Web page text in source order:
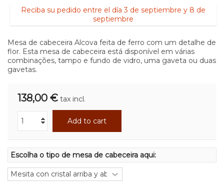
Reciba su pedido entre el día 3 de septiembre y 8 de
septiembre
Mesa de cabeceira Alcova feita de ferro com um detalhe de
flor. Esta mesa de cabeceira está disponível em várias
combinações, tampo e fundo de vidro, uma gaveta ou duas
gavetas.
138,00 € tax incl.
Add to cart
Escolha o tipo de mesa de cabeceira aqui: